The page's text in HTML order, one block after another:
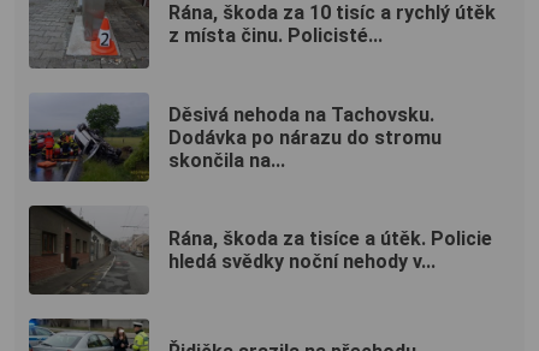
Rána, škoda za 10 tisíc a rychlý útěk
z místa činu. Policisté...
Děsivá nehoda na Tachovsku.
Dodávka po nárazu do stromu
skončila na...
Rána, škoda za tisíce a útěk. Policie
hledá svědky noční nehody v...